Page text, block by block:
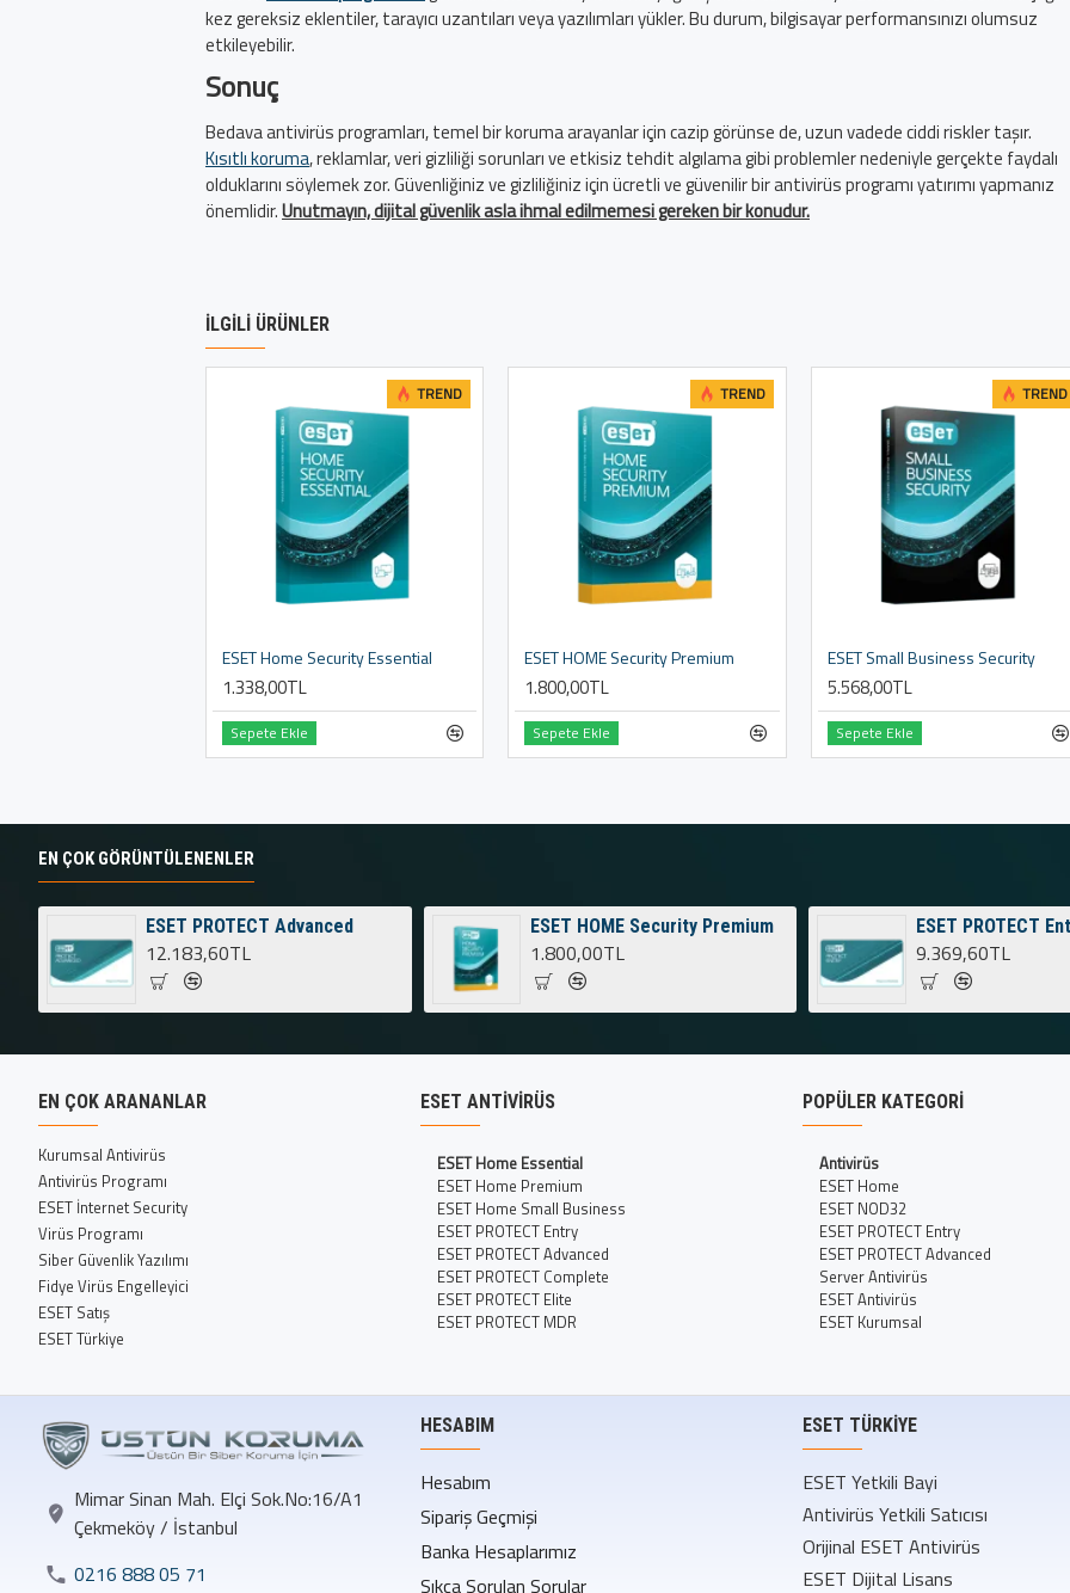
kez gereksiz eklentiler, tarayıcı uzantıları veya yazılımları yükler. Bu durum, bilgisayar performansınızı olumsuz
etkileyebilir.
Sonuç
Bedava antivirüs programları, temel bir koruma arayanlar için cazip görünse de, uzun vadede ciddi riskler taşır.
Kısıtlı koruma, reklamlar, veri gizliliği sorunları ve etkisiz tehdit algılama gibi problemler nedeniyle gerçekte faydalı
olduklarını söylemek zor. Güvenliğiniz ve gizliliğiniz için ücretli ve güvenilir bir antivirüs programı yatırımı yapmanız
önemlidir.Unutmayın, dijital güvenlik asla ihmal edilmemesi gereken bir konudur.
İLGILI ÜRÜNLER
TREND
ESET Home Security Essential
1.338,00TL
Sepete Ekle
TREND
ESET HOME Security Premium
1.800,00TL
Sepete Ekle
TREND
ESET Small Business Security
5.568,00TL
Sepete Ekle
EN ÇOK GÖRÜNTÜLENENLER
ESET PROTECT Advanced
12.183,60TL
ESET HOME Security Premium
1.800,00TL
ESET PROTECT
9.369,60TL
EN ÇOK ARANANLAR
Kurumsal Antivirüs
Antivirüs Programı
ESET İnternet Security
Virüs Programı
Siber Güvenlik Yazılımı
Fidye Virüs Engelleyici
ESET Satış
ESET Türkiye
ESET ANTIVIRÜS
ESET Home Essential
ESET Home Premium
ESET Home Small Business
ESET PROTECT Entry
ESET PROTECT Advanced
ESET PROTECT Complete
ESET PROTECT Elite
ESET PROTECT MDR
POPÜLER KATEGORI
Antivirüs
ESET Home
ESET NOD32
ESET PROTECT Entry
ESET PROTECT Advanced
Server Antivirüs
ESET Antivirüs
ESET Kurumsal
Mimar Sinan Mah. Elçi Sok.No:16/A1
Çekmeköy / İstanbul
0216 888 05 71
HESABIM
Hesabım
Sipariş Geçmişi
Banka Hesaplarımız
Sıkça Sorulan Sorular
ESET TÜRKIYE
ESET Yetkili Bayi
Antivirüs Yetkili Satıcısı
Orijinal ESET Antivirüs
ESET Dijital Lisans